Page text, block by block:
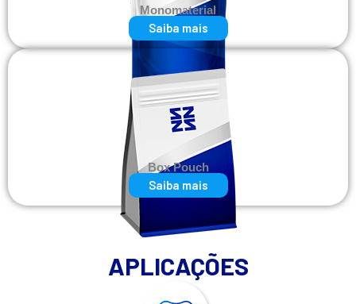
Monomaterial
Saiba mais
Box Pouch
Saiba mais
APLICAÇÕES